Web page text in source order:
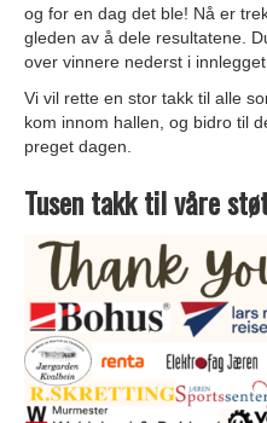
og for en dag det ble! Nå er
gleden av å dele resultatene.
over vinnere nederst i innlegget.
Vi vil rette en stor takk til alle
kom innom hallen, og bidro til
preget dagen.
Tusen takk til våre